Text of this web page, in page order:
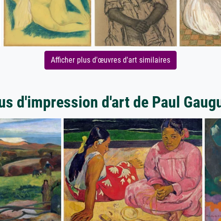
Afficher plus d'œuvres d'art similaires
d'impression d'art de Paul